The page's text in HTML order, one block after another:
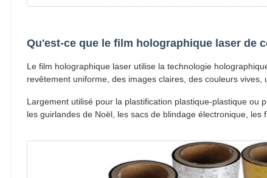
Qu'est-ce que le film holographique laser de
Le film holographique laser utilise la technologie
revêtement uniforme, des images claires, des couleurs
Largement utilisé pour la plastification plastique-plastique ou
les guirlandes de Noël, les sacs de blindage électronique,